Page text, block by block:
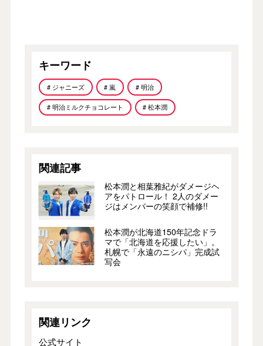
キーワード
# ジャニーズ # 嵐 # 明治
# 明治ミルクチョコレート # 松本潤
関連記事
松本潤と相葉雅紀がダメージヘ
アをパトロール！ 2人のダメー
ジはメンバーの笑顔で補修!!
松本潤が北海道150年記念ドラ
マで「北海道を応援したい」。
札幌で「永遠のニシパ」完成試
写会
関連リンク
公式サイト